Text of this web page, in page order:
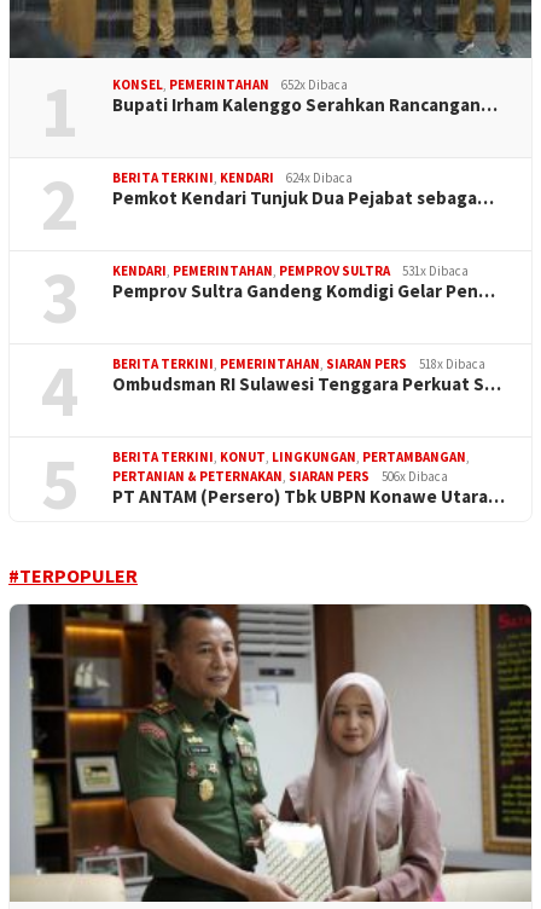
1 KONSEL, PEMERINTAHAN 652x Dibaca
Bupati Irham Kalenggo Serahkan Rancangan…
2 BERITA TERKINI, KENDARI 624x Dibaca
Pemkot Kendari Tunjuk Dua Pejabat sebaga…
3 KENDARI, PEMERINTAHAN, PEMPROV SULTRA 531x Dibaca
Pemprov Sultra Gandeng Komdigi Gelar Pen…
4 BERITA TERKINI, PEMERINTAHAN, SIARAN PERS 518x Dibaca
Ombudsman RI Sulawesi Tenggara Perkuat S…
5 BERITA TERKINI, KONUT, LINGKUNGAN, PERTAMBANGAN,
PERTANIAN & PETERNAKAN, SIARAN PERS 506x Dibaca
PT ANTAM (Persero) Tbk UBPN Konawe Utara…
#TERPOPULER